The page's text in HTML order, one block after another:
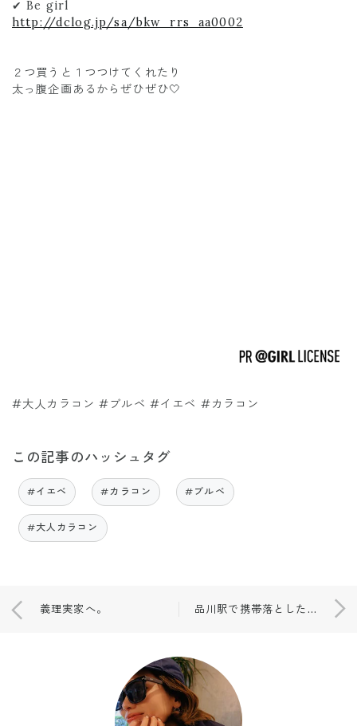
✔︎ Be girl
http://dclog.jp/sa/bkw_rrs_aa0002
２つ買うと１つつけてくれたり
太っ腹企画あるからぜひぜひ🤍
#大人カラコン #ブルベ #イエベ #カラコン
この記事のハッシュタグ
#イエベ #カラコン #ブルベ
#大人カラコン
義理実家へ。 品川駅で携帯落とした話